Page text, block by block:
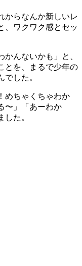
からなんか新しいレ
、ワクワク感とセッ
んないかも」と、
とを、まるで少年の
した。
めちゃくちゃわか
〜」「あーわか
た。